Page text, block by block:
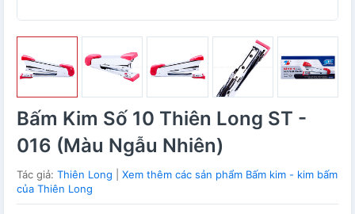
Bấm Kim Số 10 Thiên Long ST -
016 (Màu Ngẫu Nhiên)
Tác giả: Thiên Long
Xem thêm các sản phẩm Bấm kim - kim bấm
của Thiên Long